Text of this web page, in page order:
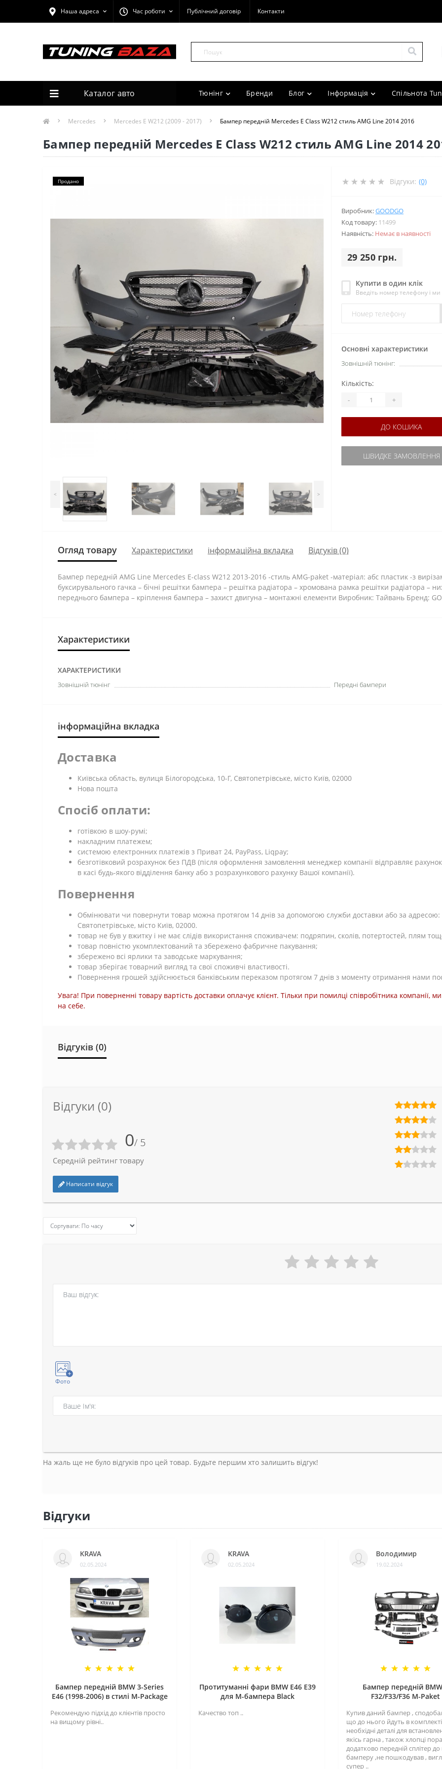
Наша адреса Час роботи Публічний договір Контакти
Каталог авто Тюнінг Бренди Блог Інформація Спільнота
Mercedes Mercedes E W212 (2009 - 2017) Бампер передній Mercedes E Class W212 стиль AMG Line 2014 2016
Бампер передній Mercedes E Class W212 стиль AMG Line 2014
Продано
< >
Відгуки: (0)
Виробник:GOODGO
Код товару: 11499
Наявність: Немає в наявності
29 250 грн.
Купити в один клік
Введіть номер телефону і
Основні характеристики
Зовнішній тюнінг:
Кількість:
- +
ДО КОШИКА
ШВИДКЕ ЗАМОВЛЕННЯ
Огляд товару Характеристики інформаційна вкладка Відгуків (0)
Бампер передній AMG Line Mercedes E-class W212 2013-2016 -стиль AMG-paket -матеріал: абс пластик -з
буксирувального гачка – бічні решітки бампера – решітка радіатора – хромована рамка решітки радіатора
переднього бампера – кріплення бампера – захист двигуна – монтажні елементи Виробник: Тайвань Бренд:
Характеристики
ХАРАКТЕРИСТИКИ
Зовнішній тюнінг Передні бампери
інформаційна вкладка
Доставка
Київська область, вулиця Білогородська, 10-Г, Святопетрівське, місто Київ, 02000
Нова пошта
Спосіб оплати:
готівкою в шоу-румі;
накладним платежем;
системою електронних платежів з Приват 24, PayPass, Liqpay;
безготівковий розрахунок без ПДВ (після оформлення замовлення менеджер компанії відправляє
в касі будь-якого відділення банку або з розрахункового рахунку Вашої компанії).
Повернення
Обмінювати чи повернути товар можна протягом 14 днів за допомогою служби доставки або за адресою:
Святопетрівське, місто Київ, 02000.
товар не був у вжитку і не має слідів використання споживачем: подряпин, сколів, потертостей, плям
товар повністю укомплектований та збережено фабричне пакування;
збережено всі ярлики та заводське маркування;
товар зберігає товарний вигляд та свої споживчі властивості.
Повернення грошей здійснюється банківським переказом протягом 7 днів з моменту отримання нами
Увага! При поверненні товару вартість доставки оплачує клієнт. Тільки при помилці співробітника
на себе.
Відгуків (0)
Відгуки (0)
0/ 5
Середній рейтинг товару
Написати відгук
Фото
На жаль ще не було відгуків про цей товар. Будьте першим хто залишить відгук!
Відгуки
KRAVA
02.05.2024
Бампер передній BMW 3-Series
E46 (1998-2006) в стилі M-Package
Рекомендую підхід до клієнтів просто
на вищому рівні..
KRAVA
02.05.2024
Протитуманні фари BMW E46 E39
для M-бампера Black
Качество топ ..
Володимир
19.02.2024
Бампер передній
F32/F33/F36 M-Paket
Купив даний бампер ,
що до нього йдуть в комплекті
необхідні деталі для
якісь гарна , також хлопці
додатково передній сплітер
бамперу ,не пошкодував ,
супер ..